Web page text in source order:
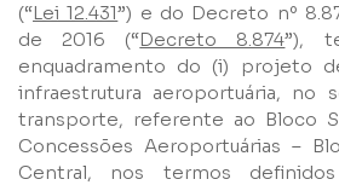
(“Lei 12.431”) e do Decreto nº
de 2016 (“Decreto 8.874”),
enquadramento do (i) projeto
infraestrutura aeroportuária, no
transporte, referente ao Bloco
Concessões Aeroportuárias –
Central, nos termos